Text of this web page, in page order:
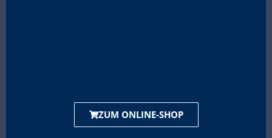
ZUM ONLINE-SHOP